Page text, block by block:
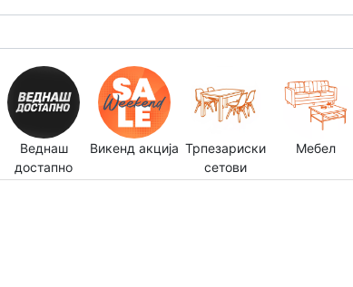
Веднаш
достапно
Викенд акција Трпезариски
сетови
Мебел